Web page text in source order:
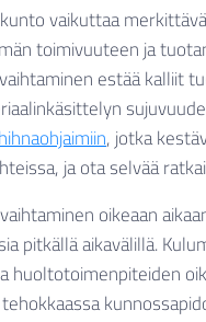
vaikuttaa
toimivuuteen ja
estää kalliit
, jotka
ja ota selvää
oikeaan
pitkällä aikavälillä.
huoltotoimenpiteiden